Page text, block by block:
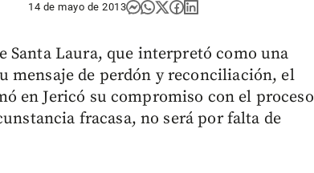
14 de mayo de 2013
Santa Laura, que interpretó como una
mensaje de perdón y reconciliación, el
en Jericó su compromiso con el proceso
fracasa, no será por falta de